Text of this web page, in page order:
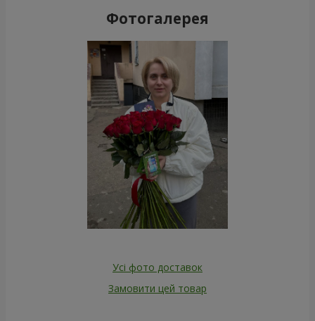
Фотогалерея
Усі фото доставок
Замовити цей товар